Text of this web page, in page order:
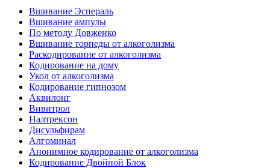
Вшивание Эспераль
Вшивание ампулы
По методу Довженко
Вшивание торпеды от алкоголизма
Раскодирование от алкоголизма
Кодирование на дому
Укол от алкоголизма
Кодирование гипнозом
Аквилонг
Вивитрол
Налтрексон
Дисульфирам
Алгоминал
Анонимное кодирование от алкоголизма
Кодирование Двойной Блок